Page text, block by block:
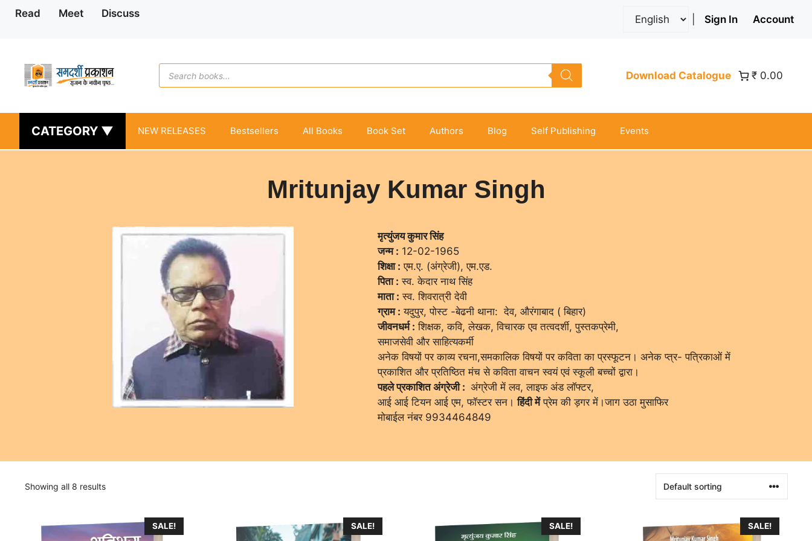
Skip
Read Meet Discuss Sign In Account
Products
search
Download Catalogue ₹ 0.00
CATEGORY ▼ NEW RELEASES Bestsellers All Books Book Set Authors Blog Self Publishing Events
Mritunjay Kumar Singh
मृत्युंजय कुमार सिंह
जन्म : 12-02-1965
शिक्षा : एम.ए. (अंग्रेजी), एम.एड.
पिता : स्व. केदार नाथ सिंह
माता : स्व. शिवरात्री देवी
ग्राम : यदुपुर, पोस्ट -बेढनी थाना: देव, औरंगाबाद ( बिहार)
जीवनधर्म : शिक्षक, कवि, लेखक, विचारक एव तत्वदर्शी, पुस्तकप्रेमी,
समाजसेवी और साहित्यकर्मी
अनेक विषयों पर काव्य रचना,समकालिक विषयों पर कविता का प्रस्फूटन। अनेक प्त्र- पत्रिकाओं में
प्रकाशित और प्रतिष्ठित मंच से कविता वाचन स्वयं एवं स्कूली बच्चों द्वारा।
पहले प्रकाशित अंग्रेजी : अंग्रेजी में लव, लाइफ अंड लॉफ्टर,
आई आई टियन आई एम, फॉस्टर सन।हिंदी मेंप्रेम की ड़गर में।जाग उठा मुसाफिर
मोबाईल नंबर 9934464849
Showing all 8 results
SALE! SALE! SALE! SALE!